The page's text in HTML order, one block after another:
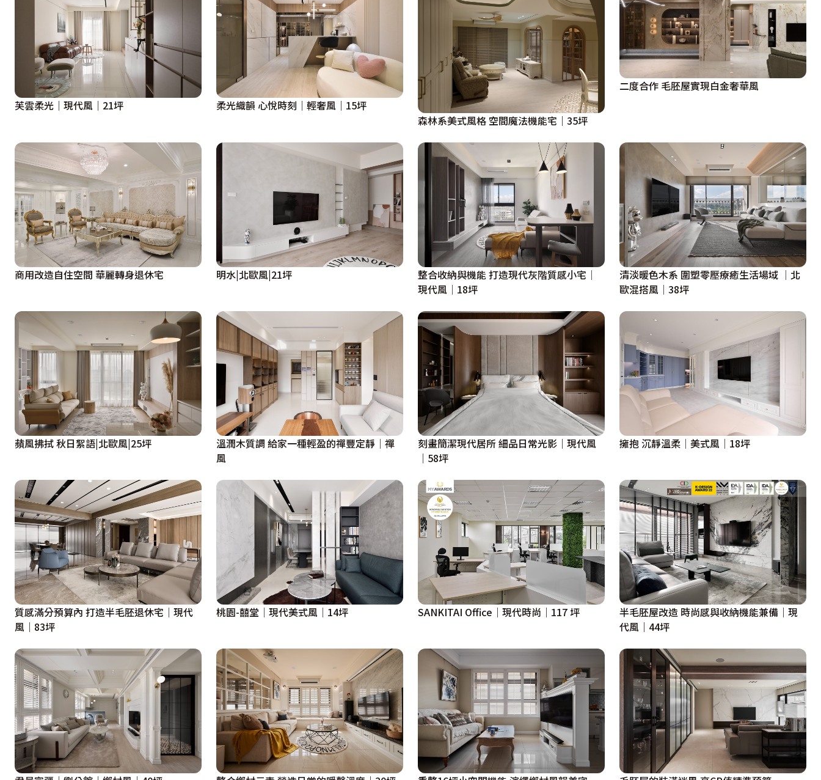
芙雲柔光｜現代風｜21坪
柔光織韻 心悅時刻｜輕奢風｜15坪
森林系美式風格 空間魔法機能宅｜35坪
二度合作 毛胚屋實現白金奢華風
商用改造自住空間 華麗轉身退休宅 明水|北歐風|21坪
整合收納與機能 打造現代灰階質感小宅│
現代風│18坪
清淡暖色木系 圍塑零壓療癒生活場域 │北
歐混搭風│38坪
蘋風拂拭 秋日絮語|北歐風|25坪
溫潤木質調 給家一種輕盈的禪豐定靜│禪
風
刻畫簡潔現代居所 細品日常光影｜現代風
｜58坪
擁抱 沉靜溫柔│美式風│18坪
質感滿分預算內 打造半毛胚退休宅｜現代
風｜83坪
桃園-囍堂│現代美式風│14坪 SANKITAI Office｜現代時尚｜117 坪
半毛胚屋改造 時尚感與收納機能兼備｜現
代風｜44坪